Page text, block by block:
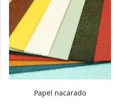
Papel nacarado